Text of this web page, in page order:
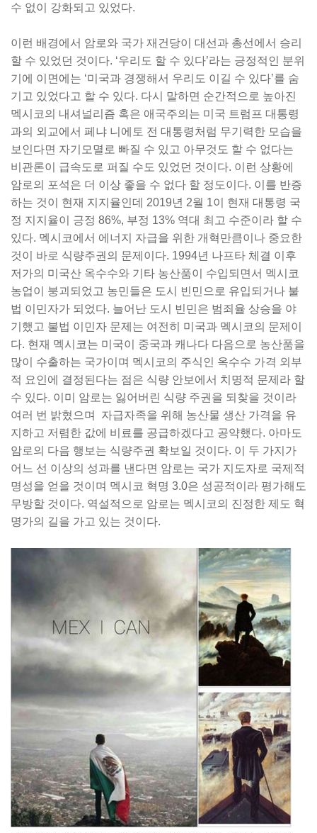
수 없이 강화되고 있었다.
이런 배경에서 암로와 국가 재건당이 대선과 총선에서 승리
할 수 있었던 것이다. ‘우리도 할 수 있다’라는 긍정적인 분위
기에 이면에는 ‘미국과 경쟁해서 우리도 이길 수 있다’를 숨
기고 있었다고 할 수 있다. 다시 말하면 순간적으로 높아진
멕시코의 내셔널리즘 혹은 애국주의는 미국 트럼프 대통령
과의 외교에서 페냐 니에토 전 대통령처럼 무기력한 모습을
보인다면 자기모멸로 빠질 수 있고 아무것도 할 수 없다는
비관론이 급속도로 퍼질 수도 있었던 것이다. 이런 상황에
암로의 포석은 더 이상 좋을 수 없다 할 정도이다. 이를 반증
하는 것이 현재 지지율인데 2019년 2월 1이 현재 대통령 국
정 지지율이 긍정 86%, 부정 13% 역대 최고 수준이라 할 수
있다. 멕시코에서 에너지 자급을 위한 개혁만큼이나 중요한
것이 바로 식량주권의 문제이다. 1994년 나프타 체결 이후
저가의 미국산 옥수수와 기타 농산품이 수입되면서 멕시코
농업이 붕괴되었고 농민들은 도시 빈민으로 유입되거나 불
법 이민자가 되었다. 늘어난 도시 빈민은 범죄율 상승을 야
기했고 불법 이민자 문제는 여전히 미국과 멕시코의 문제이
다. 현재 멕시코는 미국이 중국과 캐나다 다음으로 농산품을
많이 수출하는 국가이며 멕시코의 주식인 옥수수 가격 외부
적 요인에 결정된다는 점은 식량 안보에서 치명적 문제라 할
수 있다. 이미 암로는 잃어버린 식량 주권을 되찾을 것이라
여러 번 밝혔으며 자급자족을 위해 농산물 생산 가격을 유
지하고 저렴한 값에 비료를 공급하겠다고 공약했다. 아마도
암로의 다음 행보는 식량주권 확보일 것이다. 이 두 가지가
어느 선 이상의 성과를 낸다면 암로는 국가 지도자로 국제적
명성을 얻을 것이며 멕시코 혁명 3.0은 성공적이라 평가해도
무방할 것이다. 역설적으로 암로는 멕시코의 진정한 제도 혁
명가의 길을 가고 있는 것이다.